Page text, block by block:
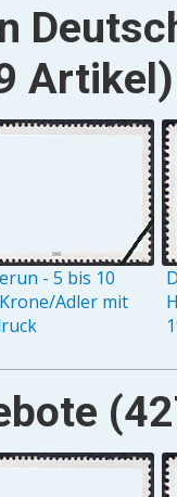
Artikel)
- 5 bis 10
Adler mit